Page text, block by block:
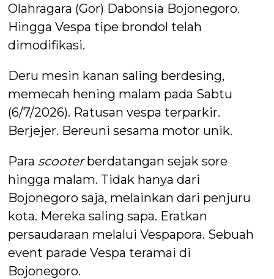
Olahragara (Gor) Dabonsia Bojonegoro.
Hingga Vespa tipe brondol telah
dimodifikasi.
Deru mesin kanan saling berdesing,
memecah hening malam pada Sabtu
(6/7/2026). Ratusan vespa terparkir.
Berjejer. Bereuni sesama motor unik.
Para scooterberdatangan sejak sore
hingga malam. Tidak hanya dari
Bojonegoro saja, melainkan dari penjuru
kota. Mereka saling sapa. Eratkan
persaudaraan melalui Vespapora. Sebuah
event parade Vespa teramai di
Bojonegoro.